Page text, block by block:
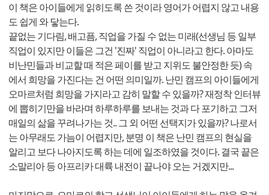
이 책은 아이들에게 읽히도록 쓴 것이라 영어가 어렵지 않고 내용
도 쉽게 와 닿는다.
끝없는 기다림, 배고픔, 직업을 가질 수 없는 미래(선생님 등 일부
직업이 있지만 이들은 그건 '진짜' 직업이 아니라고 한다. 아마도
비난민들과 비교할 때 적은 페이를 받고 지위도 불안정한 듯) 속
에서 희망을 가진다는 건 어떤 의미일까. 난민 캠프의 아이들에게
오마르처럼 희망을 가지라고 감히 말할 수 있을까? 재정착 인터뷰
에 뽑히기만을 바라며 하루하루를 보내는 것과 다 포기하고 그저
매일의 삶을 꾸려나가는 것.. 그 외 어떤 선택지가 있을까? 나로서
는 아무래도 가늠이 어렵지만, 분명 이 책은 난민 캠프의 현실을
알리고 보다 나아지도록 하는 데에 일조하였을 것이다. 결국 끝은
소말리아 등 아프리카 대륙 내전이 끝나야 오는 거겠지만...